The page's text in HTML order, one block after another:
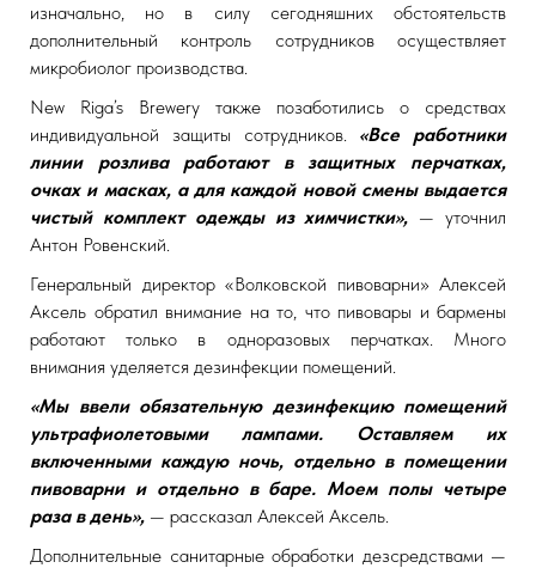
изначально, но в силу сегодняшних обстоятельств
дополнительный контроль сотрудников осуществляет
микробиолог производства.
New Riga’s Brewery также позаботились о средствах
индивидуальной защиты сотрудников. «Все работники
линии розлива работают в защитных перчатках,
очках и масках, а для каждой новой смены выдается
чистый комплект одежды из химчистки», — уточнил
Антон Ровенский.
Генеральный директор «Волковской пивоварни» Алексей
Аксель обратил внимание на то, что пивовары и бармены
работают только в одноразовых перчатках. Много
внимания уделяется дезинфекции помещений.
«Мы ввели обязательную дезинфекцию помещений
ультрафиолетовыми лампами. Оставляем их
включенными каждую ночь, отдельно в помещении
пивоварни и отдельно в баре. Моем полы четыре
раза в день», — рассказал Алексей Аксель.
Дополнительные санитарные обработки дезсредствами —